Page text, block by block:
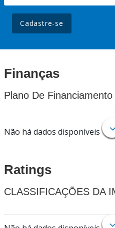
Cadastre-se
Finanças
Plano De
Não há dados disponíveis
Ratings
CLASSIFICAÇÕES DA